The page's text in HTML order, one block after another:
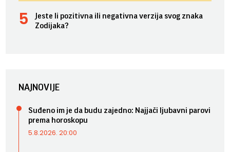
Jeste li pozitivna ili negativna verzija svog znaka
Zodijaka?
NAJNOVIJE
Suđeno im je da budu zajedno: Najjači ljubavni parovi
prema horoskopu
5.8.2026. 20:00